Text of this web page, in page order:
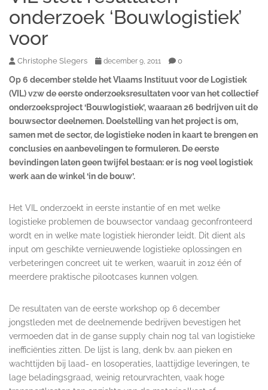
onderzoek ‘Bouwlogistiek’
voor
Christophe Slegers december 9, 2011 0
Op 6 december stelde het Vlaams Instituut voor de Logistiek
(VIL) vzw de eerste onderzoeksresultaten voor van het collectief
onderzoeksproject ‘Bouwlogistiek’, waaraan 26 bedrijven uit de
bouwsector deelnemen. Doelstelling van het project is om,
samen met de sector, de logistieke noden in kaart te brengen en
conclusies en aanbevelingen te formuleren. De eerste
bevindingen laten geen twijfel bestaan: er is nog veel logistiek
werk aan de winkel ‘in de bouw’.
Het VIL onderzoekt in eerste instantie of en met welke
logistieke problemen de bouwsector vandaag geconfronteerd
wordt en in welke mate logistiek hieronder leidt. Dit dient als
input om geschikte vernieuwende logistieke oplossingen en
verbeteringen concreet uit te werken, waaruit in 2012 één of
meerdere praktische pilootcases kunnen volgen.
De resultaten van de eerste workshop op 6 december
jongstleden met de deelnemende bedrijven bevestigen het
vermoeden dat in de ganse supply chain nog tal van logistieke
inefficiënties zitten. De lijst is lang, denk bv. aan pieken en
wachttijden bij laad- en losoperaties, laattijdige leveringen, te
lage beladingsgraad, weinig retourvrachten, vaak hoge